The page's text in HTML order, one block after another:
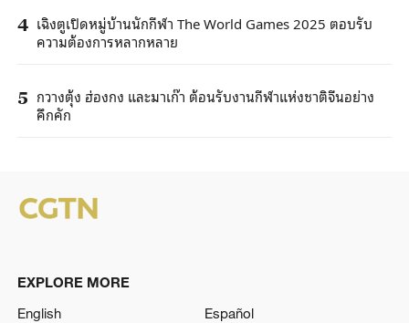
4 เฉิงตูเปิดหมู่บ้านนักกีฬา The World Games 2025 ตอบรับ
ความต้องการหลากหลาย
5 กวางตุ้ง ฮ่องกง และมาเก๊า ต้อนรับงานกีฬาแห่งชาติจีนอย่าง
คึกคัก
EXPLORE MORE
English
Español